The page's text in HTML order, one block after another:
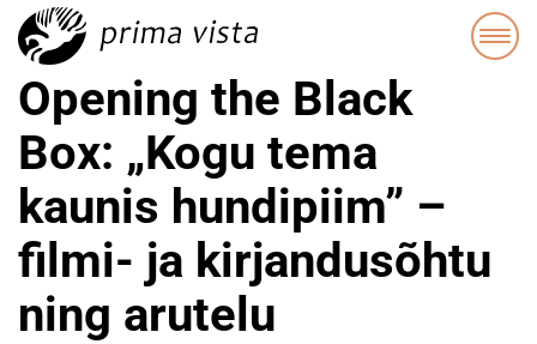
Opening the Black
Box: „Kogu tema
kaunis hundipiim” –
filmi- ja kirjandusõhtu
ning arutelu